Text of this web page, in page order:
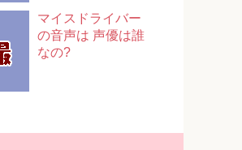
マイスドライバー
の音声は 声優は誰
なの?